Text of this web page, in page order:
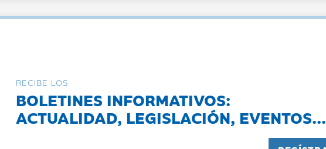
RECIBE LOS
BOLETINES INFORMATIVOS:
ACTUALIDAD, LEGISLACIÓN, EVENTOS...